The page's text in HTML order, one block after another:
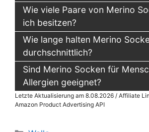
Wie viele Paare von Merino
ich besitzen?
Wie lange halten Merino
durchschnittlich?
Sind Merino Socken für
Allergien geeignet?
Letzte Aktualisierung am 8.08.2026 / Affiliate
Amazon Product Advertising API